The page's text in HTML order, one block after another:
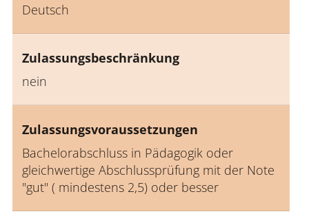
Deutsch
Zulassungsbeschränkung
nein
Zulassungsvoraussetzungen
Bachelorabschluss in Pädagogik oder
gleichwertige Abschlussprüfung mit der Note
"gut" ( mindestens 2,5) oder besser